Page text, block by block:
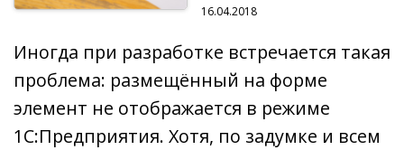
16.04.2018
Иногда при разработке встречается такая
проблема: размещённый на форме
элемент не отображается в режиме
1С:Предприятия. Хотя, по задумке и всем